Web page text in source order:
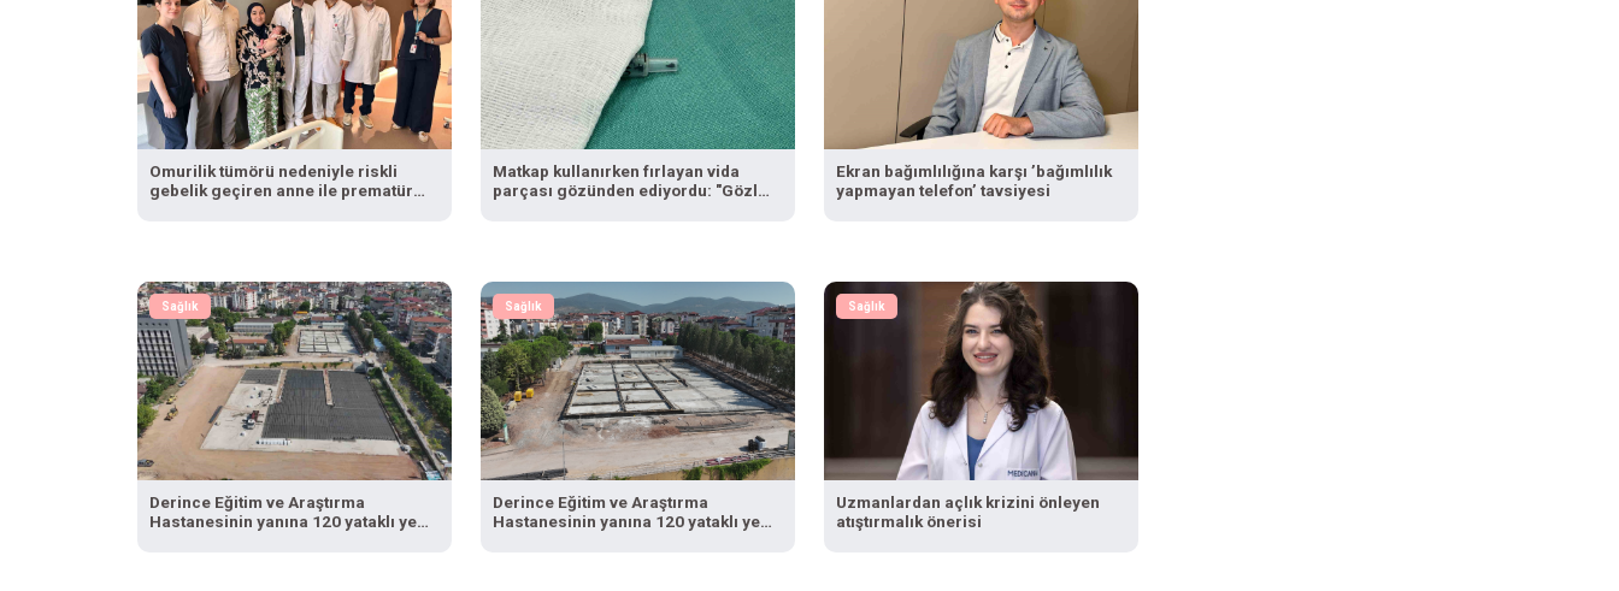
Omurilik tümörü nedeniyle riskli
gebelik geçiren anne ile prematüre
Matkap kullanırken fırlayan vida
parçası gözünden ediyordu: "Gözlük
Ekran bağımlılığına karşı ’bağımlılık
yapmayan telefon’ tavsiyesi
Sağlık
Derince Eğitim ve Araştırma
Hastanesinin yanına 120 yataklı yeni
Sağlık
Derince Eğitim ve Araştırma
Hastanesinin yanına 120 yataklı yeni
Sağlık
Uzmanlardan açlık krizini önleyen
atıştırmalık önerisi